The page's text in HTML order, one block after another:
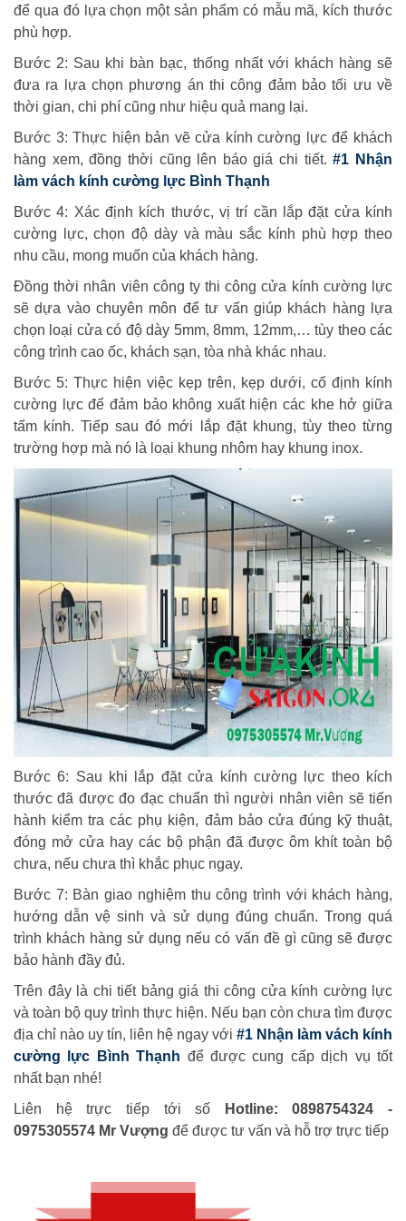
để qua đó lựa chọn một sản phẩm có mẫu mã, kích thước
phù hợp.
Bước 2: Sau khi bàn bạc, thống nhất với khách hàng sẽ
đưa ra lựa chọn phương án thi công đảm bảo tối ưu về
thời gian, chi phí cũng như hiệu quả mang lại.
Bước 3: Thực hiện bản vẽ cửa kính cường lực để khách
hàng xem, đồng thời cũng lên báo giá chi tiết.#1 Nhận
làm vách kính cường lực Bình Thạnh
Bước 4: Xác định kích thước, vị trí cần lắp đặt cửa kính
cường lực, chọn độ dày và màu sắc kính phù hợp theo
nhu cầu, mong muốn của khách hàng.
Đồng thời nhân viên công ty thi công cửa kính cường lực
sẽ dựa vào chuyên môn để tư vấn giúp khách hàng lựa
chọn loại cửa có độ dày 5mm, 8mm, 12mm,… tùy theo các
công trình cao ốc, khách sạn, tòa nhà khác nhau.
Bước 5: Thực hiện việc kẹp trên, kẹp dưới, cố định kính
cường lực để đảm bảo không xuất hiện các khe hở giữa
tấm kính. Tiếp sau đó mới lắp đặt khung, tùy theo từng
trường hợp mà nó là loại khung nhôm hay khung inox.
Bước 6: Sau khi lắp đặt cửa kính cường lực theo kích
thước đã được đo đạc chuẩn thì người nhân viên sẽ tiến
hành kiểm tra các phụ kiện, đảm bảo cửa đúng kỹ thuật,
đóng mở cửa hay các bộ phận đã được ôm khít toàn bộ
chưa, nếu chưa thì khắc phục ngay.
Bước 7: Bàn giao nghiệm thu công trình với khách hàng,
hướng dẫn vệ sinh và sử dụng đúng chuẩn. Trong quá
trình khách hàng sử dụng nếu có vấn đề gì cũng sẽ được
bảo hành đầy đủ.
Trên đây là chi tiết bảng giá thi công cửa kính cường lực
và toàn bộ quy trình thực hiện. Nếu bạn còn chưa tìm được
địa chỉ nào uy tín, liên hệ ngay với #1 Nhận làm vách kính
cường lực Bình Thạnh để được cung cấp dịch vụ tốt
nhất bạn nhé!
Liên hệ trực tiếp tới số
Hotline: 0898754324 -
0975305574 Mr Vượng để được tư vấn và hỗ trợ trực tiếp